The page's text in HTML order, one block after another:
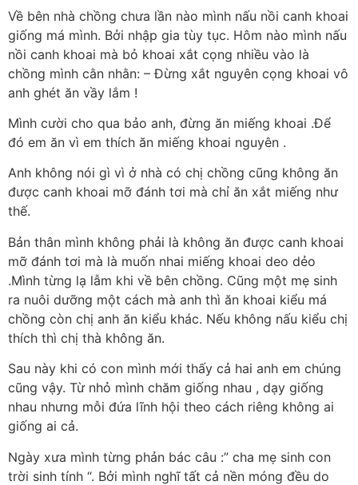
Về bên nhà chồng chưa lần nào mình nấu nồi canh khoai
giống má mình. Bởi nhập gia tùy tục. Hôm nào mình nấu
nồi canh khoai mà bỏ khoai xắt cọng nhiều vào là
chồng mình cằn nhằn: – Đừng xắt nguyên cọng khoai vô
anh ghét ăn vầy lắm !
Mình cười cho qua bảo anh, đừng ăn miếng khoai .Để
đó em ăn vì em thích ăn miếng khoai nguyên .
Anh không nói gì vì ở nhà có chị chồng cũng không ăn
được canh khoai mỡ đánh tơi mà chỉ ăn xắt miếng như
thế.
Bản thân mình không phải là không ăn được canh khoai
mỡ đánh tơi mà là muốn nhai miếng khoai deo dẻo
.Mình từng lạ lẫm khi về bên chồng. Cũng một mẹ sinh
ra nuôi dưỡng một cách mà anh thì ăn khoai kiểu má
chồng còn chị anh ăn kiểu khác. Nếu không nấu kiểu chị
thích thì chị thà không ăn.
Sau này khi có con mình mới thấy cả hai anh em chúng
cũng vậy. Từ nhỏ mình chăm giống nhau , dạy giống
nhau nhưng mỗi đứa lĩnh hội theo cách riêng không ai
giống ai cả.
Ngày xưa mình từng phản bác câu :” cha mẹ sinh con
trời sinh tính “. Bởi mình nghĩ tất cả nền móng đều do